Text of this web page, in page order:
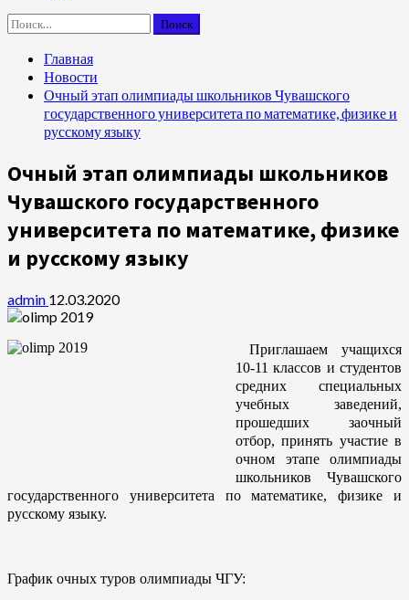
Найти:
Главная
Новости
Очный этап олимпиады школьников Чувашского
государственного университета по математике, физике и
русскому языку
Очный этап олимпиады школьников
Чувашского государственного
университета по математике, физике
и русскому языку
admin 12.03.2020
Приглашаем учащихся
10-11 классов и студентов
средних специальных
учебных заведений,
прошедших заочный
отбор, принять участие в
очном этапе олимпиады
школьников Чувашского
государственного университета по математике, физике и
русскому языку.
График очных туров олимпиады ЧГУ: